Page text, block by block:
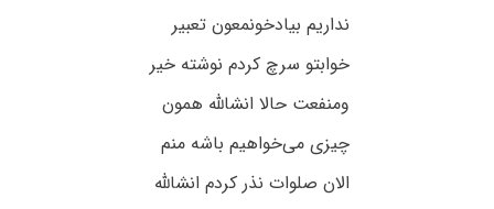
نداریم بیادخونمعون تعبیر
خوابتو سرچ کردم نوشته خیر
ومنفعت حالا انشالله همون
چیزی می‌خواهیم باشه منم
الان صلوات نذر کردم انشالله